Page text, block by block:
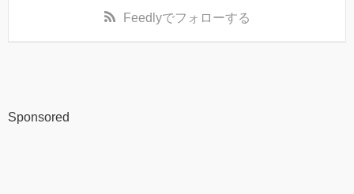
Feedlyでフォローする
Sponsored